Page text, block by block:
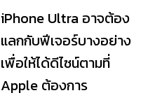
iPhone Ultra อาจต้อง
แลกกับฟีเจอร์บางอย่าง
เพื่อให้ได้ดีไซน์ตามที่
Apple ต้องการ